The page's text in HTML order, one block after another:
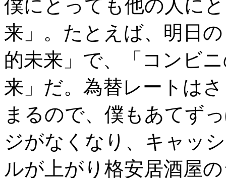
僕にとっても他の人に
来」。たとえば、明日
的未来」で、「コンビ
来」だ。為替レートは
まるので、僕もあてず
ジがなくなり、キャッ
ルが上がり格安居酒屋